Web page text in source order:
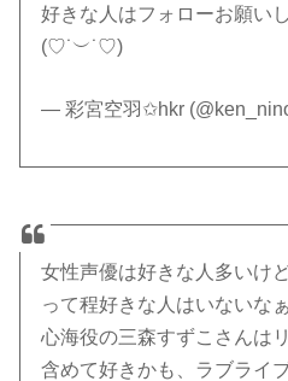
好きな人はフォローお願い
(♡˙︶˙♡)
— 彩宮空羽✩hkr
女性声優は好きな人多いけ
って程好きな人はいないなぁ
心海役の三森すずこさんは
含めて好きかも、ラブライ